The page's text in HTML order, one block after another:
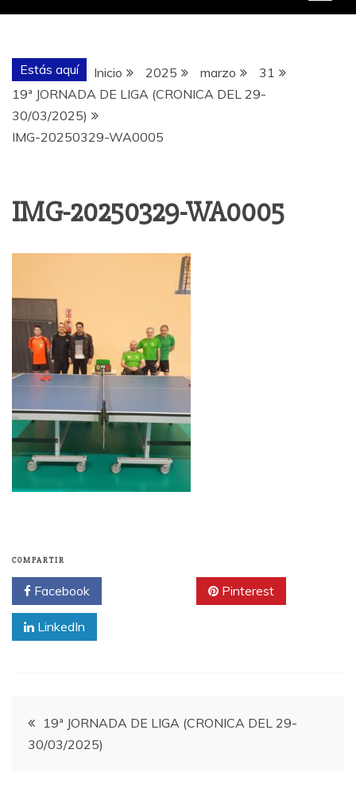
Estás aquí Inicio 2025 marzo
31
19ª JORNADA DE LIGA (CRONICA DEL 29-
30/03/2025)
IMG-20250329-WA0005
IMG-20250329-WA0005
COMPARTIR
Facebook Pinterest
LinkedIn
Navegación
de
19ª JORNADA DE LIGA (CRONICA DEL 29-
30/03/2025)